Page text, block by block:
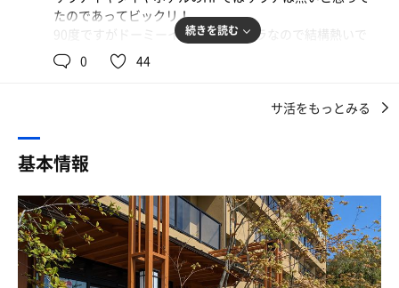
にして欲しい…どちらもぬるめでした）
い」と思ってたので、ちょっと得した気分です。メインの
温泉はお肌ツルツルになって良きです♡
たのであってビックリ！
90度ですがドーミーイン系のカラカラなので結構熱いで
す。二段で詰めて8人、余裕もって5人座れる感じ。
残念なのは無いよりは良いのですが水風呂が常温なのでこ
男女入替なので明日の朝もう一つの方にもサウナあるのか
続きを読む
0 44
サ活をもっとみる
基本情報